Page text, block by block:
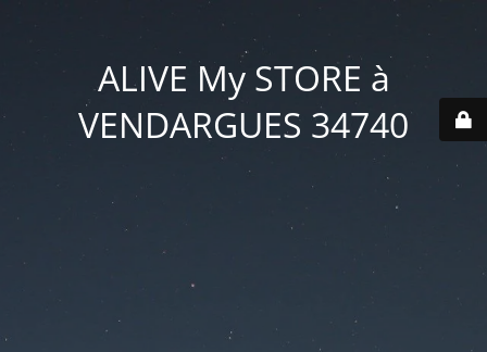
ALIVE My STORE à
VENDARGUES 34740